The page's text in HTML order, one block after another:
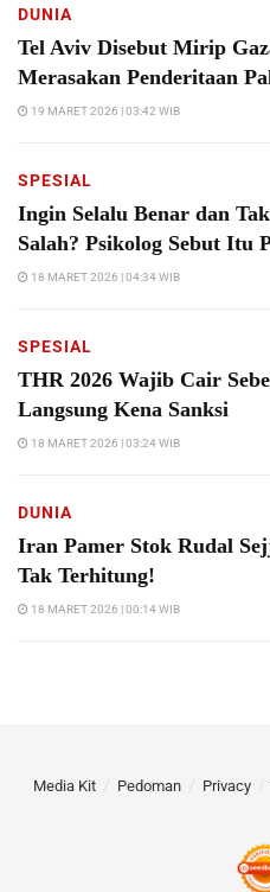
DUNIA
Tel Aviv Disebut Mirip
Merasakan Penderitaan
19 MARET 2026 | 03:42 WIB
SPESIAL
Ingin Selalu Benar dan
Salah? Psikolog Sebut Itu
18 MARET 2026 | 04:34 WIB
SPESIAL
THR 2026 Wajib Cair
Langsung Kena Sanksi
18 MARET 2026 | 03:24 WIB
DUNIA
Iran Pamer Stok Rudal
Tak Terhitung!
18 MARET 2026 | 00:14 WIB
Media Kit Pedoman Privacy